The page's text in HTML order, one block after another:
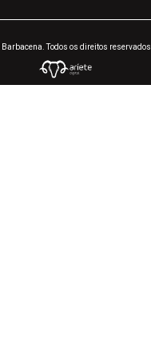
Todos os direitos reservados